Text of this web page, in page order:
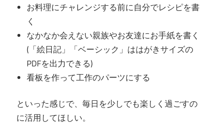
お料理にチャレンジする前に自分でレシピを書
く
なかなか会えない親族やお友達にお手紙を書く
(「絵日記」「ベーシック」ははがきサイズの
PDFを出力できる)
看板を作って工作のパーツにする
といった感じで、毎日を少しでも楽しく過ごすの
に活用してほしい。